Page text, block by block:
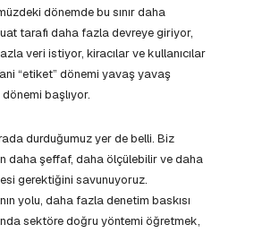
dönemde bu sınır daha
tarafı daha fazla devreye giriyor,
veri istiyor, kiracılar ve kullanıcılar
“etiket” dönemi yavaş yavaş
başlıyor.
durduğumuz yer de belli. Biz
daha şeffaf, daha ölçülebilir ve daha
gerektiğini savunuyoruz.
yolu, daha fazla denetim baskısı
sektöre doğru yöntemi öğretmek,